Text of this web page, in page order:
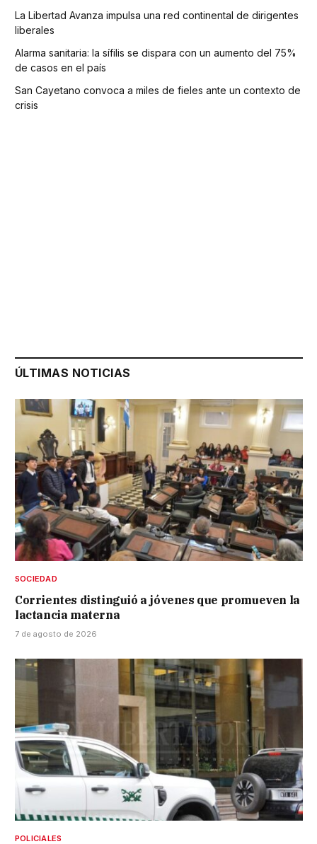
La Libertad Avanza impulsa una red continental de dirigentes
liberales
Alarma sanitaria: la sífilis se dispara con un aumento del 75%
de casos en el país
San Cayetano convoca a miles de fieles ante un contexto de
crisis
ÚLTIMAS NOTICIAS
SOCIEDAD
Corrientes distinguió a jóvenes que promueven la
lactancia materna
7 de agosto de 2026
POLICIALES